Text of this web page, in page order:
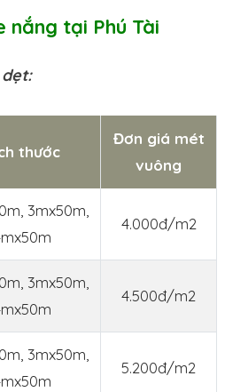
nắng tại Phú Tài
thước
Đơn giá mét
vuông
3mx50m,
4.000đ/m2
3mx50m,
4.500đ/m2
3mx50m,
5.200đ/m2